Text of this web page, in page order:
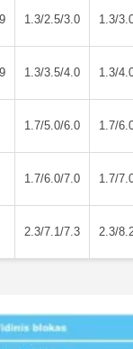
1.3/2.5/3.0 1.3/
1.3/3.5/4.0 1.3/
1.7/5.0/6.0 1.7/
1.7/6.0/7.0 1.7/
2.3/7.1/7.3 2.3/